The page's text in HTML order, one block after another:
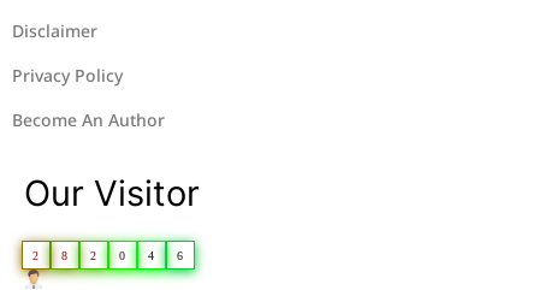
Disclaimer
Privacy Policy
Become An Author
Our Visitor
2 8 2 0 4 6